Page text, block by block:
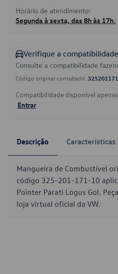
Horário de atendimento:
Segunda à sexta, das 8h às 17h.
Verifique a compatibilidade
Consulte a compatibilidade
Código original consultado:
Compatibilidade disponível
Entrar
Descrição Características
Mangueira de Combustível
código 325-201-171-10
Pointer Parati Logus Gol.
loja virtual oficial da VW.